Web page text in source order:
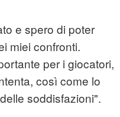
e spero di poter
miei confronti.
per i giocatori,
così come lo
soddisfazioni".